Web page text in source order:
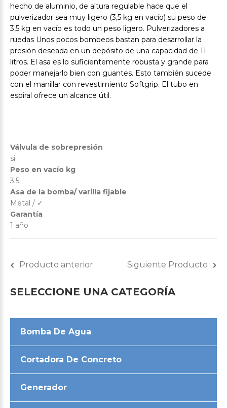
hecho de aluminio, de altura regulable hace que el
pulverizador sea muy ligero (3,5 kg en vacío) su peso de
3,5 kg en vacío es todo un peso ligero. Pulverizadores a
ruedas Unos pocos bombeos bastan para desarrollar la
presión deseada en un depósito de una capacidad de 11
litros. El asa es lo suficientemente robusta y grande para
poder manejarlo bien con guantes. Esto también sucede
con el manillar con revestimiento Softgrip. El tubo en
espiral ofrece un alcance útil.
Válvula de sobrepresión
si
Peso en vacío kg
3.5
Asa de la bomba/ varilla fijable
Metal / ✓
Garantía
1 año
Producto anterior Siguiente Producto
SELECCIONE UNA CATEGORÍA
Bomba De Agua
Cortadora De Concreto
Generador